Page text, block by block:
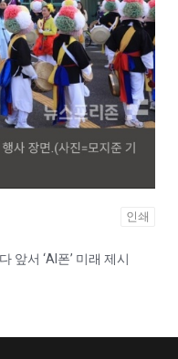
인쇄
앞서 ‘AI폰’ 미래 제시